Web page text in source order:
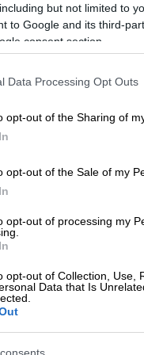
but not limited to
to Google and its third-
consent section.
Data Processing Opt Outs
opt-out of the Sharing of
opt-out of the Sale of my
opt-out of processing my
opt-out of Collection, Use,
Data that Is
Απόψεις|
11η
καμπή-
Tο σημείο
επιθέσεις